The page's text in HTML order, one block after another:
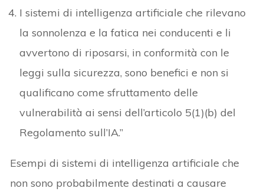
I sistemi di intelligenza artificiale che rilevano
la sonnolenza e la fatica nei conducenti e li
avvertono di riposarsi, in conformità con le
leggi sulla sicurezza, sono benefici e non si
qualificano come sfruttamento delle
vulnerabilità ai sensi dell’articolo 5(1)(b) del
Regolamento sull’IA.”
Esempi di sistemi di intelligenza artificiale che
non sono probabilmente destinati a causare